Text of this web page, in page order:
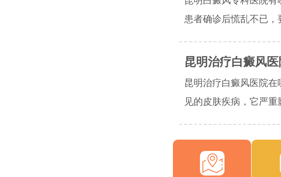
患者确诊后慌乱不已
昆明治疗白癜风
昆明治疗白癜风医院
见的皮肤疾病，它严